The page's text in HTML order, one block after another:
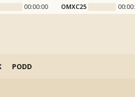
00:00:00 OMXC25
PODD